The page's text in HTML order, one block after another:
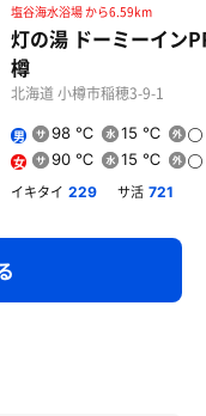
塩谷海水浴場 から6.59km
灯の湯 ドーミーイン
樽
北海道 小樽市稲穂3-9-1
男 98 ℃ 15 ℃
女 90 ℃ 15 ℃
イキタイ 229 サ活 721